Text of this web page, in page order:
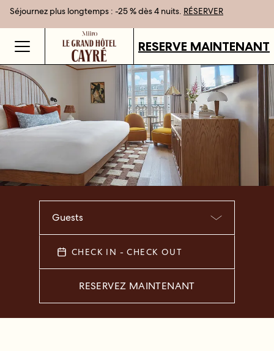
Séjournez plus longtemps : -25 % dès 4 nuits. RÉSERVER
Cartes cadeaux disponibles dans tous nos établissements.
Meilleur tarif garanti en réservant en direct
RESERVE MAINTENANT
Guests
CHECK IN - CHECK OUT
RESERVEZ MAINTENANT